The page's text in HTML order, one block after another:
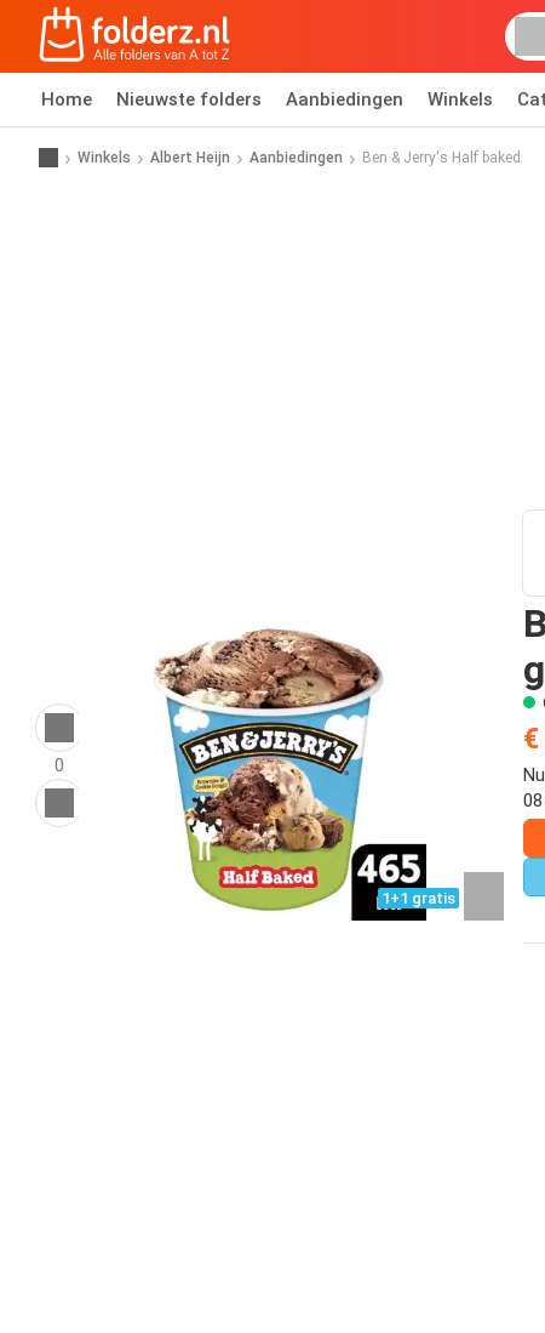
Home Nieuwste folders Aanbiedingen Winkels
Winkels Albert Heijn Aanbiedingen Ben & Jerry's Half baked
0
1+1 gratis